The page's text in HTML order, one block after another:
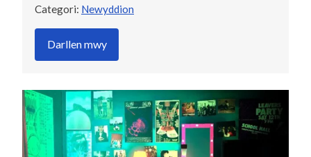
Categori: Newyddion
Darllen mwy